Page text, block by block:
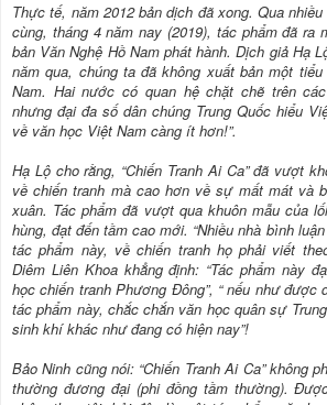
Thực tế, năm 2012 bản dịch đã xong. Qua
cùng, tháng 4 năm nay (2019), tác phẩm đã ra
bản Văn Nghệ Hồ Nam phát hành. Dịch giả Hạ
năm qua, chúng ta đã không xuất bản một
Nam. Hai nước có quan hệ chặt chẽ trên
nhưng đại đa số dân chúng Trung Quốc hiểu
về văn học Việt Nam càng ít hơn!”.
Hạ Lộ cho rằng, “Chiến Tranh Ai Ca” đã vượt
về chiến tranh mà cao hơn về sự mất mát và
xuân. Tác phẩm đã vượt qua khuôn mẫu của
hùng, đạt đến tầm cao mới. “Nhiều nhà bình
tác phẩm này, về chiến tranh họ phải viết
Diêm Liên Khoa khẳng định: “Tác phẩm này
học chiến tranh Phương Đông”, “ nếu như
tác phẩm này, chắc chắn văn học quân sự
sinh khí khác như đang có hiện nay”!
Bảo Ninh cũng nói: “Chiến Tranh Ai Ca” không
thường đương đại (phi đồng tầm thường).